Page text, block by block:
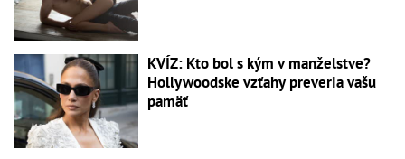
KVÍZ: Kto bol s kým v manželstve?
Hollywoodske vzťahy preveria vašu
pamäť